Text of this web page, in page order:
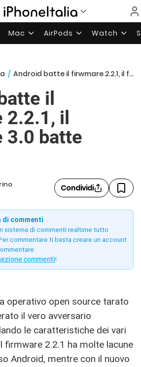
Mac AirPods Watch
/ Android batte il firwmare 2.2.1, il firmware 3.0 batte Android
il
il
3.0 batte
Condividi
di commenti
sistema di commenti realtime tutto
commentare ti basta creare un account
commenti!
operativo open source tarato
il vero avversario
le caratteristiche dei vari
firmware 2.2.1 ha molte lacune
Android, mentre con il nuovo